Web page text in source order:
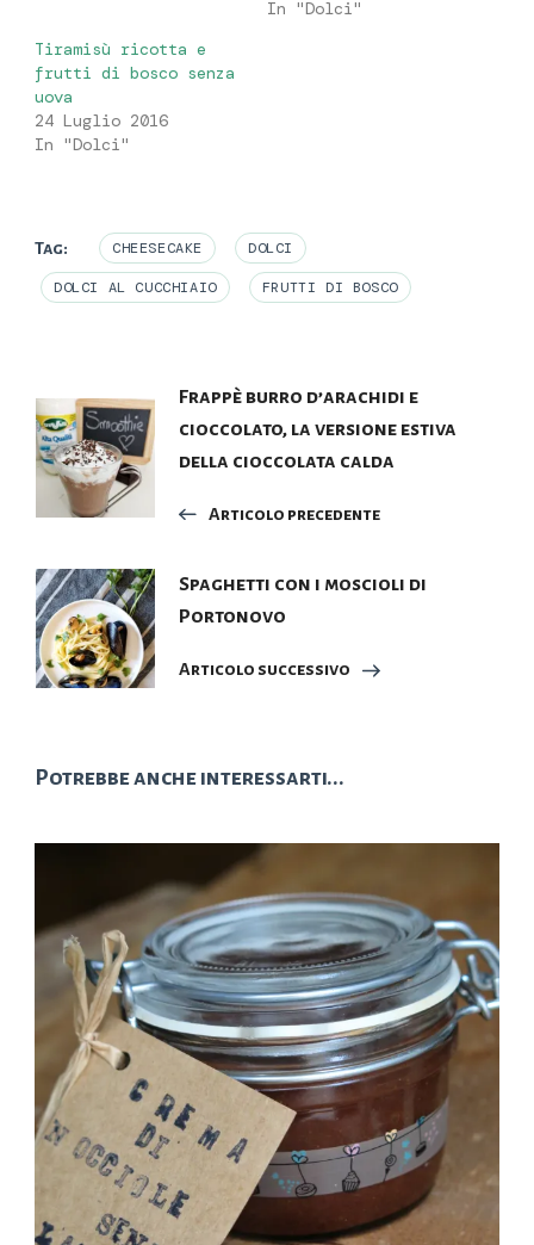
In "Dolci"
Tiramisù ricotta e
frutti di bosco senza
uova
24 Luglio 2016
In "Dolci"
Tag: CHEESECAKE DOLCI
DOLCI AL CUCCHIAIO FRUTTI DI BOSCO
Navigazione
articoli
Frappè burro d’arachidi e
cioccolato, la versione estiva
della cioccolata calda
Articolo precedente
Spaghetti con i moscioli di
Portonovo
Articolo successivo
Potrebbe anche interessarti...